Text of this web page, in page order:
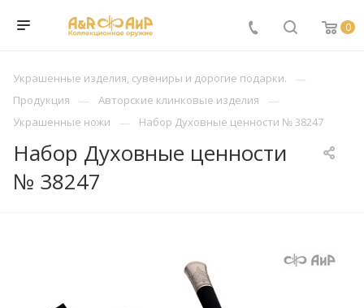
0
Украшенные изделия, сувениры и дорогие подарки.
Продукция
Авторские клинковые изделия
Украшенные ножи
Набор Духовные ценности № 38247
Набор Духовные ценности
№ 38247